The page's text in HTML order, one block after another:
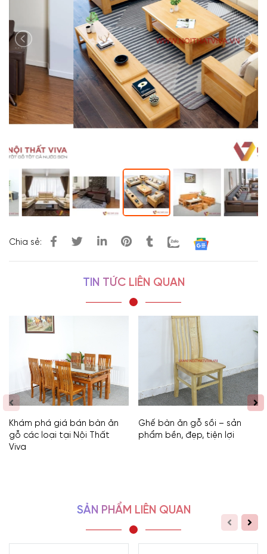
Chia sẻ:
TIN TỨC LIÊN QUAN
Khám phá giá bán bàn ăn
gỗ các loại tại Nội Thất
Viva
Ghế bàn ăn gỗ sồi – sản
phẩm bền, đẹp, tiện lợi
SẢN PHẨM LIÊN QUAN